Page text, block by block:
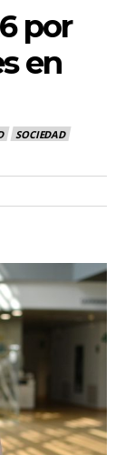
por
en
SOCIEDAD